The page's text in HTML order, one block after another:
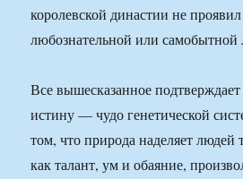
королевской династии не проявил
любознательной или самобытной
Все вышесказанное
истину — чудо генетической
том, что природа наделяет людей
как талант, ум и обаяние,